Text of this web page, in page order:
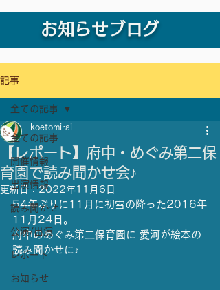
お知らせブログ
記事
全ての記事
開催情報
出演情報
読み聞かせ
公演/出演
レポート
お知らせ
全ての記事
【レポート】府中・めぐみ第二保
育園で読み聞かせ会♪
koetomirai
更新日：2022年11月6日
54年ぶりに11月に初雪の降った2016年
11月24日。
府中のめぐみ第二保育園に 愛河が絵本の
読み聞かせに♪